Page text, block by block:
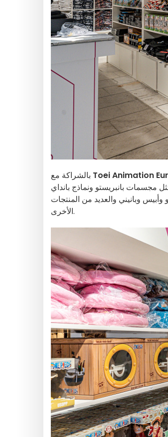
Toei Animation
مجسمات بانبريستو ونماذج بانداي
وبانيني والعديد من المنتجات
الأخرى.